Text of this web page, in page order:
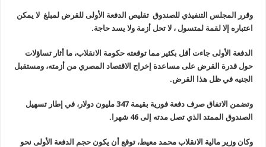
وقرر المجلس التنفيذي للصندوق تقليص الدفعة الأولى للقرض لمبلغ لا يمكن
اعتباره إلا لقمة لمتسول ، لا تحل أزمة ولا يسد حاجة.
الدفعة الأولى جاءت أقل بكثير مما توقعته حكومة الانقلاب، ما أثار تساؤلات
حول قدرة القرض على مساعدة إخراج الاقتصاد المصري من أزمته، ومستقبل
الجنيه في ظل هذا القرض.
وتضمن الاتفاق صرف دفعة فورية بقيمة 347 مليون دولار، في إطار تسهيل
الصندوق الممتد الذي تصل مدته إلى 46 شهرا.
وكان وزير مالية الانقلاب محمد معيط، توقع أن يكون حجم الدفعة الأولى نحو